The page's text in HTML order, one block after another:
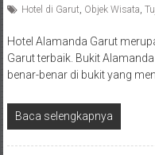
Hotel di Garut, Objek Wisata,
Hotel Alamanda Garut
Garut terbaik. Bukit
benar-benar di bukit yang
Baca selengkapnya